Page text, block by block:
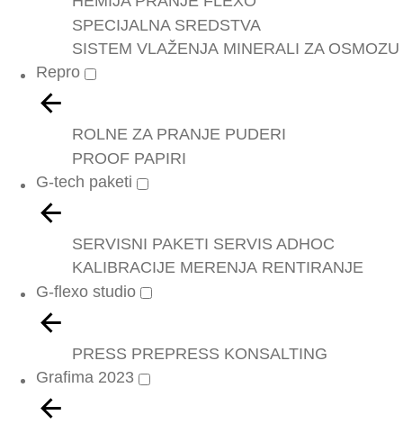
SPECIJALNA SREDSTVA
SISTEM VLAŽENJA MINERALI ZA OSMOZU
Repro
ROLNE ZA PRANJE PUDERI
PROOF PAPIRI
G-tech paketi
SERVISNI PAKETI SERVIS ADHOC
KALIBRACIJE MERENJA RENTIRANJE
G-flexo studio
PRESS PREPRESS KONSALTING
Grafima 2023